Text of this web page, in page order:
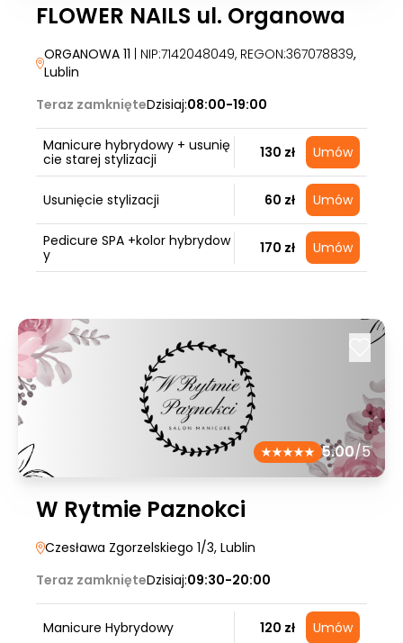
FLOWER NAILS ul. Organowa
ORGANOWA 11 | NIP:7142048049, REGON:367078839,
Lublin
Teraz zamknięteDzisiaj:08:00-19:00
Manicure hybrydowy + usunię
cie starej stylizacji
130 zł Umów
Usunięcie stylizacji 60 zł Umów
Pedicure SPA +kolor hybrydow
y
170 zł Umów
5.00/5
W Rytmie Paznokci
Czesława Zgorzelskiego 1/3, Lublin
Teraz zamknięteDzisiaj:09:30-20:00
Manicure Hybrydowy 120 zł Umów